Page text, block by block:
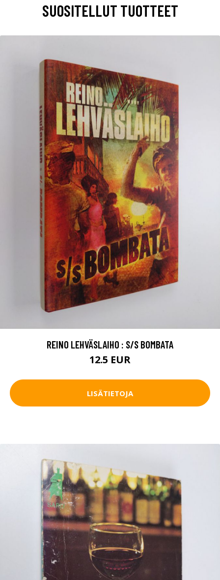
SUOSITELLUT TUOTTEET
REINO LEHVÄSLAIHO : S/S BOMBATA
12.5 EUR
LISÄTIETOJA